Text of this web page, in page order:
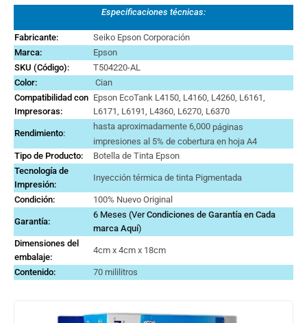
Especificaciones técnicas:
Fabricante:
Seiko Epson Corporación
Marca:
Epson
SKU (Código):
T504220-AL
Color:
Cian
Compatibilidad con
Impresoras:
Epson EcoTank L4150, L4160, L4260, L6161,
L6171, L6191, L4360, L6270, L6370
Rendimiento:
hasta aproximadamente 6,000 páginas
impresiones al 5% de cobertura en hoja A4
Tipo de Producto:
Botella de Tinta Epson
Tecnología de
Impresión:
Inyección térmica de tinta Pigmentada
Condición: 100% Nuevo Original
Garantía:
6 Meses (Ver Condiciones de Garantía en Cada
marca Aquí)
Dimensiones del
embalaje:
‎‎4cm x 4cm x 18cm
Contenido: 70 mililitros